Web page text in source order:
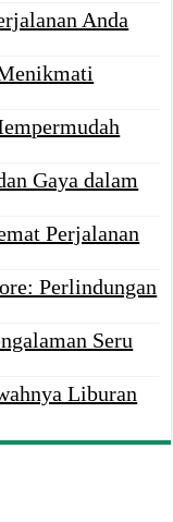
Anda
Gaya dalam
Perjalanan
Perlindungan
Seru
Liburan